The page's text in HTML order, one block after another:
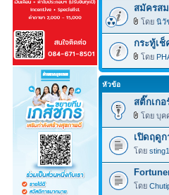
สมัครส
โดย นิวั
กระทู้เช็
โดย
หัวข้อ
สติ๊กเกอ
โดย บุค
เปิดฤดู
โดย
โดย